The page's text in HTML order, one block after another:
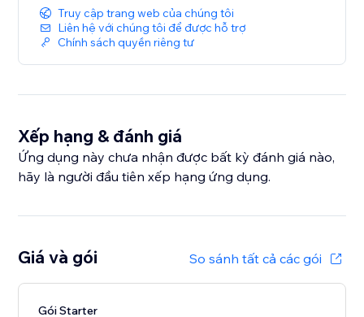
Truy cập trang web của chúng tôi
Liên hệ với chúng tôi để được hỗ trợ
Chính sách quyền riêng tư
Xếp hạng & đánh giá
Ứng dụng này chưa nhận được bất kỳ đánh giá nào,
hãy là người đầu tiên xếp hạng ứng dụng.
Giá và gói So sánh tất cả các gói
Gói Starter